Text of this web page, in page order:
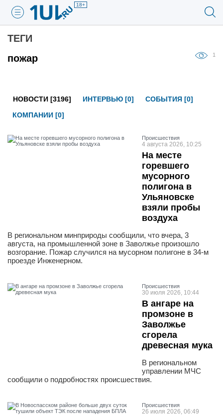
18+
ТЕГИ
пожар
1
НОВОСТИ [3196] ИНТЕРВЬЮ [0]
СОБЫТИЯ [0]
КОМПАНИИ [0]
Проиcшествия
4 августа 2026, 10:25
На месте
горевшего
мусорного
полигона в
Ульяновске
взяли пробы
воздуха
В региональном минприроды сообщили, что вчера, 3
августа, на промышленной зоне в Заволжье произошло
возгорание. Пожар случился на мусорном полигоне в 34-м
проезде Инженерном.
Проиcшествия
30 июля 2026, 10:44
В ангаре на
промзоне в
Заволжье
сгорела
древесная мука
В региональном
управлении МЧС
сообщили о подробностях происшествия.
Проиcшествия
26 июля 2026, 06:49